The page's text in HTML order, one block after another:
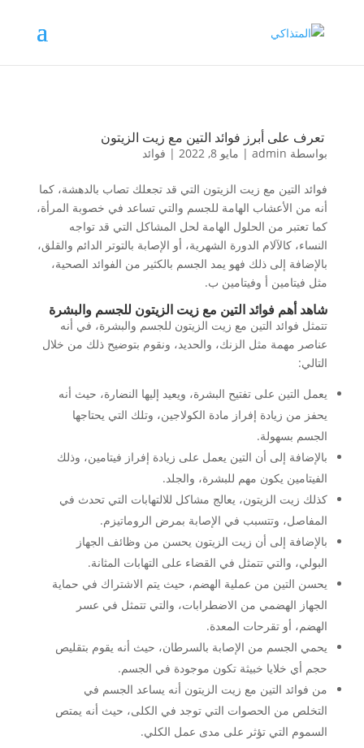
تعرف على أبرز فوائد التين مع زيت الزيتون
بواسطة admin
| مايو 8, 2022 | فوائد
فوائد التين مع زيت الزيتون التي قد تجعلك تصاب بالدهشة، كما
أنه من الأعشاب الهامة للجسم والتي تساعد في خصوبة المرأة،
كما تعتبر من الحلول الهامة لحل المشاكل التي قد تواجه
النساء، كالآلام الدورة الشهرية، أو الإصابة بالتوتر الدائم والقلق،
بالإضافة إلى ذلك فهو يمد الجسم بالكثير من الفوائد الصحية،
مثل فيتامين أ وفيتامين ب.
شاهد أهم فوائد التين مع زيت الزيتون للجسم والبشرة
تتمثل فوائد التين مع زيت الزيتون للجسم والبشرة، في أنه
عناصر مهمة مثل الزنك، والحديد، ونقوم بتوضيح ذلك من خلال
التالي:
يعمل التين على تفتيح البشرة، ويعيد إليها النضارة، حيث أنه
يحفز من زيادة إفراز مادة الكولاجين، وتلك التي يحتاجها
الجسم بسهولة.
بالإضافة إلى أن التين يعمل على زيادة إفراز فيتامين، وذلك
الفيتامين يكون مهم للبشرة، والجلد.
كذلك زيت الزيتون، يعالج مشاكل للالتهابات التي تحدث في
المفاصل، وتتسبب في الإصابة بمرض الروماتيزم.
بالإضافة إلى أن زيت الزيتون يحسن من وظائف الجهاز
البولي، والتي تتمثل في القضاء على التهابات المثانة.
يحسن التين من عملية الهضم، حيث يتم الاشتراك في حماية
الجهاز الهضمي من الاضطرابات، والتي تتمثل في عسر
الهضم، أو تقرحات المعدة.
يحمي الجسم من الإصابة بالسرطان، حيث أنه يقوم بتقليص
حجم أي خلايا خبيثة تكون موجودة في الجسم.
من فوائد التين مع زيت الزيتون أنه يساعد الجسم في
التخلص من الحصوات التي توجد في الكلى، حيث أنه يمتص
السموم التي تؤثر على مدى عمل الكلي.